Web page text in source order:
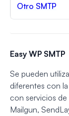
Otro SMTP
Easy WP SMTP
Se pueden
diferentes con
con servicios
Mailgun,